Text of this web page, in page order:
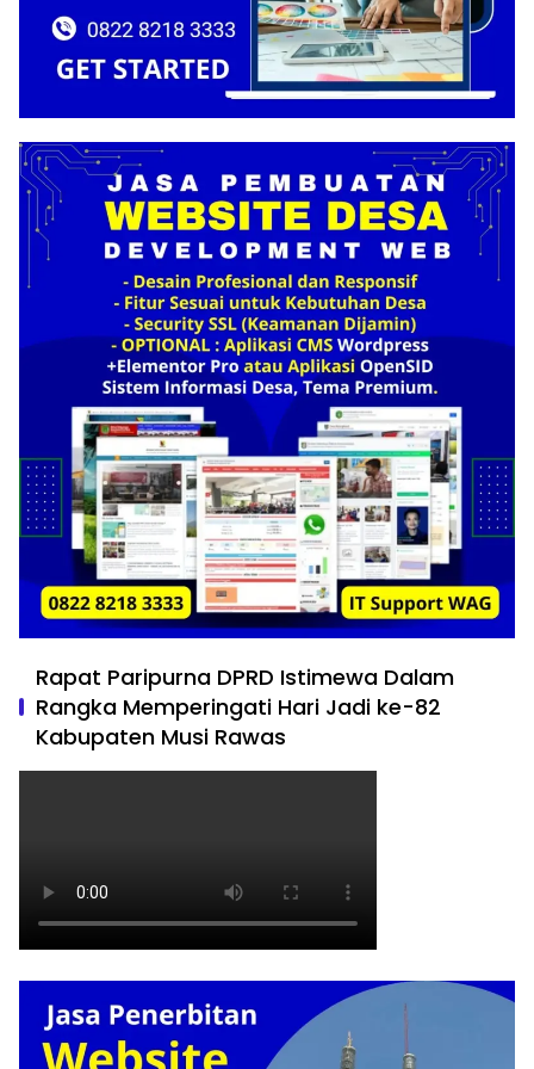
Rapat Paripurna DPRD Istimewa Dalam
Rangka Memperingati Hari Jadi ke-82
Kabupaten Musi Rawas